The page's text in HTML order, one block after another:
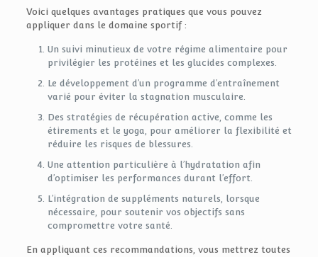
Voici quelques avantages pratiques que vous pouvez
appliquer dans le domaine sportif :
Un suivi minutieux de votre régime alimentaire pour
privilégier les protéines et les glucides complexes.
Le développement d’un programme d’entraînement
varié pour éviter la stagnation musculaire.
Des stratégies de récupération active, comme les
étirements et le yoga, pour améliorer la flexibilité et
réduire les risques de blessures.
Une attention particulière à l’hydratation afin
d’optimiser les performances durant l’effort.
L’intégration de suppléments naturels, lorsque
nécessaire, pour soutenir vos objectifs sans
compromettre votre santé.
En appliquant ces recommandations, vous mettrez toutes